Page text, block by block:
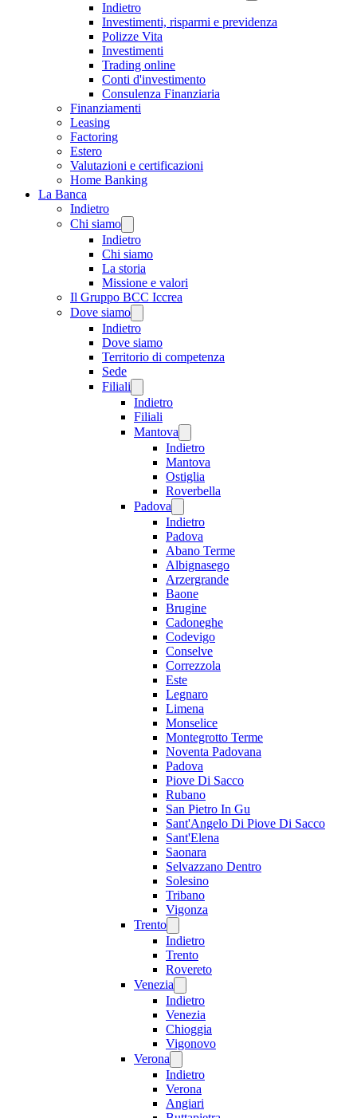
Indietro
Investimenti, risparmi e previdenza
Polizze Vita
Investimenti
Trading online
Conti d'investimento
Consulenza Finanziaria
Finanziamenti
Leasing
Factoring
Estero
Valutazioni e certificazioni
Home Banking
La Banca
Indietro
Chi siamo
Indietro
Chi siamo
La storia
Missione e valori
Il Gruppo BCC Iccrea
Dove siamo
Indietro
Dove siamo
Territorio di competenza
Sede
Filiali
Indietro
Filiali
Mantova
Indietro
Mantova
Ostiglia
Roverbella
Padova
Indietro
Padova
Abano Terme
Albignasego
Arzergrande
Baone
Brugine
Cadoneghe
Codevigo
Conselve
Correzzola
Este
Legnaro
Limena
Monselice
Montegrotto Terme
Noventa Padovana
Padova
Piove Di Sacco
Rubano
San Pietro In Gu
Sant'Angelo Di Piove Di Sacco
Sant'Elena
Saonara
Selvazzano Dentro
Solesino
Tribano
Vigonza
Trento
Indietro
Trento
Rovereto
Venezia
Indietro
Venezia
Chioggia
Vigonovo
Verona
Indietro
Verona
Angiari